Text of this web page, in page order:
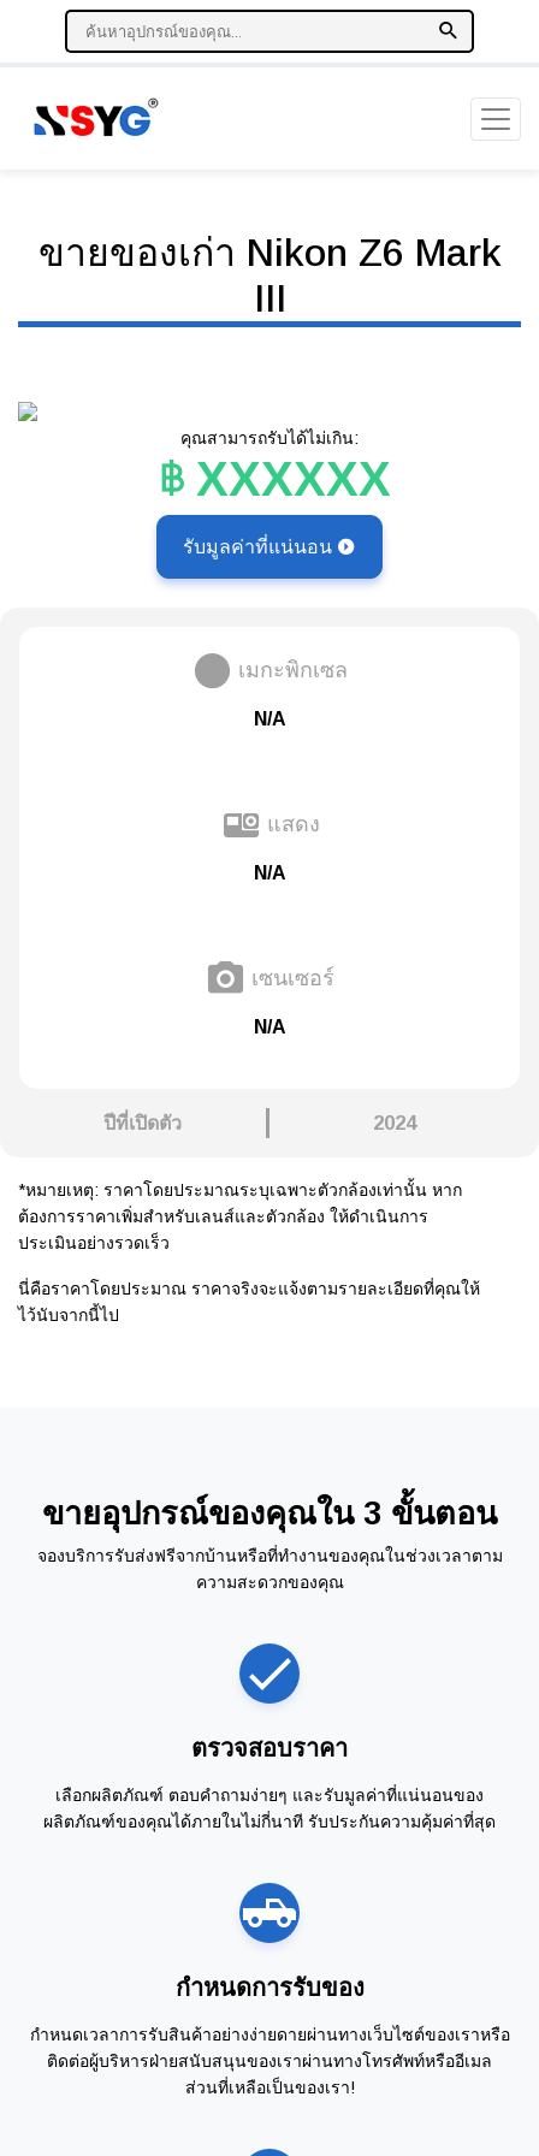
ขายของเก่า Nikon Z6 Mark
III
คุณสามารถรับได้ไม่เกิน:
XXXXXX
รับมูลค่าที่แน่นอน
เมกะพิกเซล
N/A
แสดง
N/A
เซนเซอร์
N/A
ปีที่เปิดตัว 2024
*หมายเหตุ: ราคาโดยประมาณระบุเฉพาะตัวกล้องเท่านั้น หาก
ต้องการราคาเพิ่มสำหรับเลนส์และตัวกล้อง ให้ดำเนินการ
ประเมินอย่างรวดเร็ว
นี่คือราคาโดยประมาณ ราคาจริงจะแจ้งตามรายละเอียดที่คุณให้
ไว้นับจากนี้ไป
ขายอุปกรณ์ของคุณใน 3 ขั้นตอน
จองบริการรับส่งฟรีจากบ้านหรือที่ทำงานของคุณในช่วงเวลาตาม
ความสะดวกของคุณ
ตรวจสอบราคา
เลือกผลิตภัณฑ์ ตอบคำถามง่ายๆ และรับมูลค่าที่แน่นอนของ
ผลิตภัณฑ์ของคุณได้ภายในไม่กี่นาที รับประกันความคุ้มค่าที่สุด
กำหนดการรับของ
กำหนดเวลาการรับสินค้าอย่างง่ายดายผ่านทางเว็บไซต์ของเราหรือ
ติดต่อผู้บริหารฝ่ายสนับสนุนของเราผ่านทางโทรศัพท์หรืออีเมล
ส่วนที่เหลือเป็นของเรา!